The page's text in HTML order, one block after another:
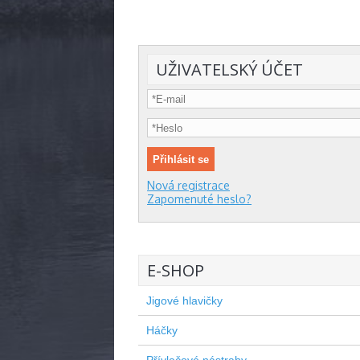
UŽIVATELSKÝ ÚČET
Nová registrace
Zapomenuté heslo?
E-SHOP
Jigové hlavičky
Háčky